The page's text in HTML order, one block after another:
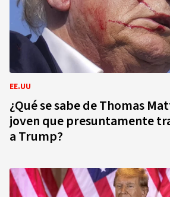
EE.UU
¿Qué se sabe de Thomas
joven que presuntamente
a Trump?